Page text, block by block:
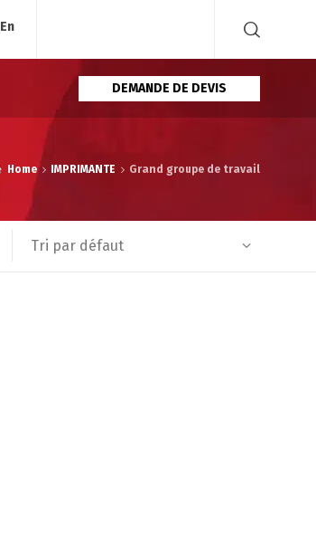
En
DEMANDE DE DEVIS
Home IMPRIMANTE Grand groupe de travail
Tri par défaut